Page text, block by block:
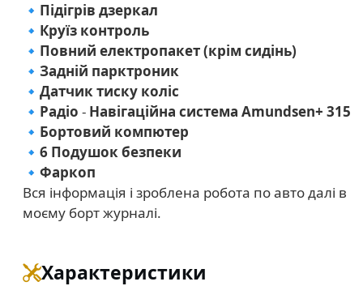
🔹Підігрів дзеркал
🔹Круїз контроль
🔹Повний електропакет (крім сидінь)
🔹Задній парктроник
🔹Датчик тиску коліс
🔹Радіо - Навігаційна система Amundsen+ 315
🔹Бортовий компютер
🔹6 Подушок безпеки
🔹Фаркоп
Вся інформація і зроблена робота по авто далі в
моєму борт журналі.
Характеристики